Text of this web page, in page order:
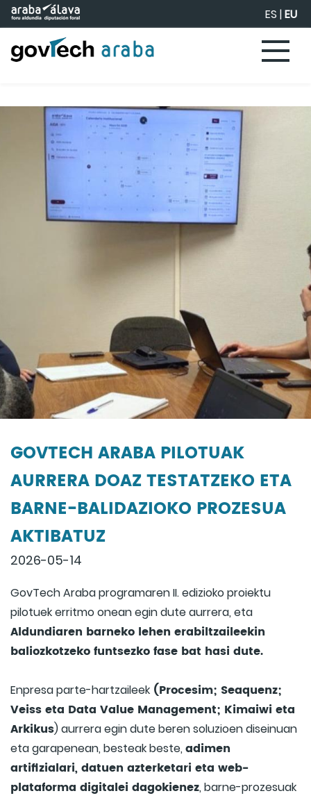
Eduki nagusira joan ES |EU
GOVTECH ARABA PILOTUAK
AURRERA DOAZ TESTATZEKO ETA
BARNE-BALIDAZIOKO PROZESUA
AKTIBATUZ
2026-05-14
GovTech Araba programaren II. edizioko proiektu
pilotuek erritmo onean egin dute aurrera, eta
Aldundiaren barneko lehen erabiltzaileekin
baliozkotzeko funtsezko fase bat hasi dute.
Enpresa parte-hartzaileek (Procesim; Seaquenz;
Veiss eta Data Value Management; Kimaiwi eta
Arkikus) aurrera egin dute beren soluzioen diseinuan
eta garapenean, besteak beste, adimen
artifizialari, datuen azterketari eta web-
plataforma digitalei dagokienez, barne-prozesuak